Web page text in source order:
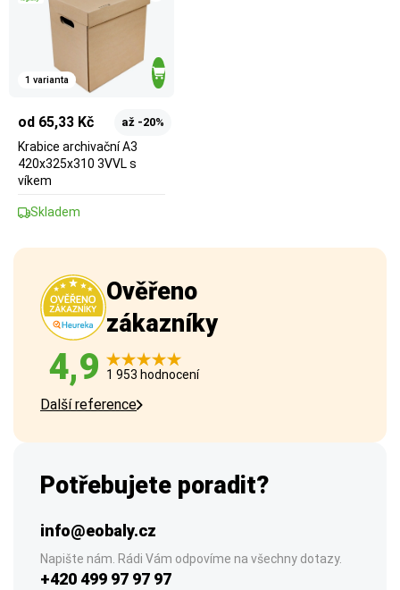
1 varianta
od 65,33 Kč až -20%
Krabice archivační A3
420x325x310 3VVL s
víkem
Skladem
Ověřeno
zákazníky
4,9 1 953 hodnocení
Další reference
Potřebujete poradit?
info@eobaly.cz
Napište nám. Rádi Vám odpovíme na všechny dotazy.
+420 499 97 97 97